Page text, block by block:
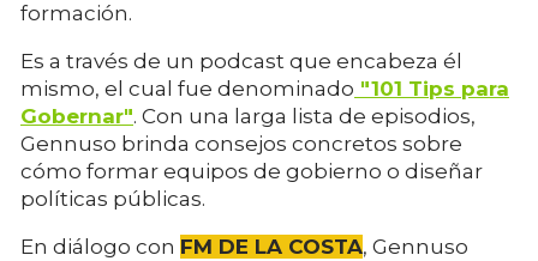
formación.
Es a través de un podcast que encabeza él
mismo, el cual fue denominado "101 Tips para
Gobernar". Con una larga lista de episodios,
Gennuso brinda consejos concretos sobre
cómo formar equipos de gobierno o diseñar
políticas públicas.
En diálogo con FM DE LA COSTA, Gennuso